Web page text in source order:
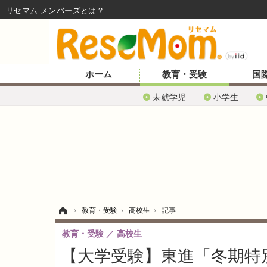
ホーム 教育・受験
未就学児 小学生
国
› 教育・受験 › 高校生 › 記事
【大学受験】東進「冬期
教育・受験 高校生
リセマム メンバーズ